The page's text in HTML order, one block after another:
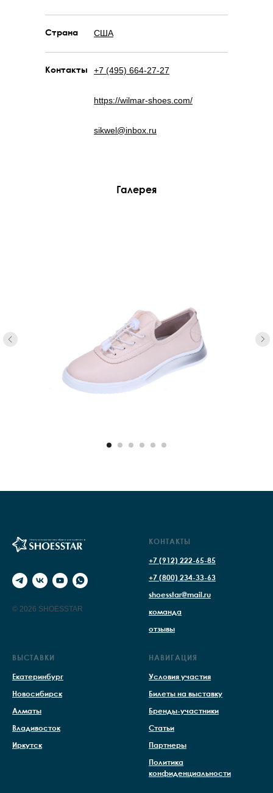
Страна США
Контакты +7 (495) 664-27-27
https://wilmar-shoes.com/
sikwel@inbox.ru
Галерея
© 2026 SHOESSTAR
КОНТАКТЫ
+7 (912) 222-65-85
+7 (800) 234-33-63
shoesstar@mail.ru
команда
отзывы
ВЫСТАВКИ
Екатеринбург
Новосибирск
Алматы
Владивосток
Иркутск
НАВИГАЦИЯ
Условия участия
Билеты на выставку
Бренды-участники
Статьи
Партнеры
Политика
конфиденциальности